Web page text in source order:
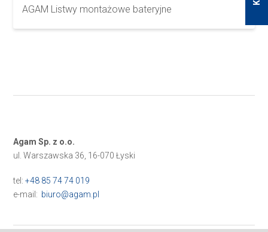
AGAM Listwy montażowe bateryjne
Agam Sp. z o.o.
ul. Warszawska 36, 16-070 Łyski
tel:+48 85 74 74 019
e-mail: biuro@agam.pl